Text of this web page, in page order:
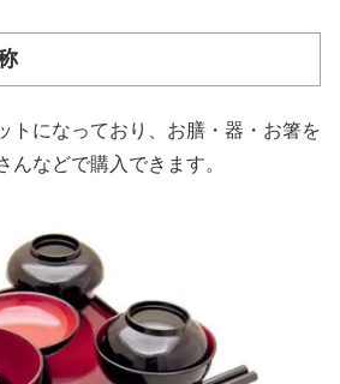
トになっており、お膳・器・お箸を
んなどで購入できます。